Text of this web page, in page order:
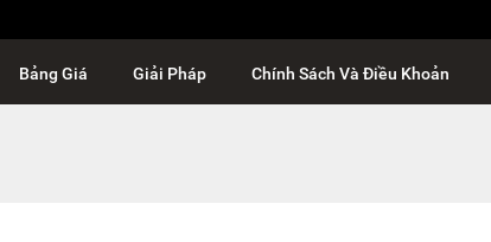
Bảng Giá Giải Pháp Chính Sách Và Điều Khoản